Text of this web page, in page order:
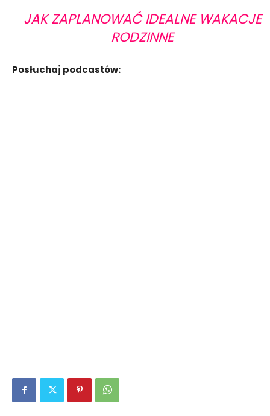
JAK ZAPLANOWAĆ IDEALNE WAKACJE
RODZINNE
Posłuchaj podcastów: